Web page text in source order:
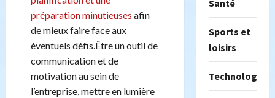
préparation minutieuses afin
de mieux faire face aux
éventuels défis.Être un outil de
communication et de
motivation au sein de
l’entreprise, mettre en lumière
Santé
Sports et
loisirs
Technologie